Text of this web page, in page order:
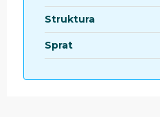
Struktura
Sprat